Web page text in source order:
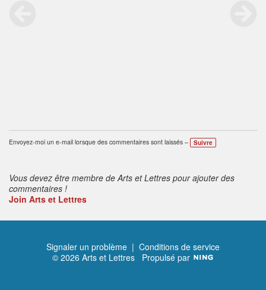
Envoyez-moi un e-mail lorsque des commentaires sont laissés – Suivre
Vous devez être membre de Arts et Lettres pour ajouter des
commentaires !
Join Arts et Lettres
Signaler un problème | Conditions de service
© 2026 Arts et Lettres Propulsé par